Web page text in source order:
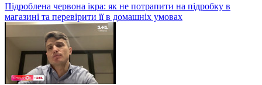
Підроблена червона ікра: як не потрапити на підробку в
магазині та перевірити її в домашніх умовах